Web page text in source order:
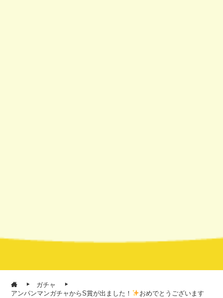
ガチャ
アンパンマンガチャからS賞が出ました！
おめでとうございます